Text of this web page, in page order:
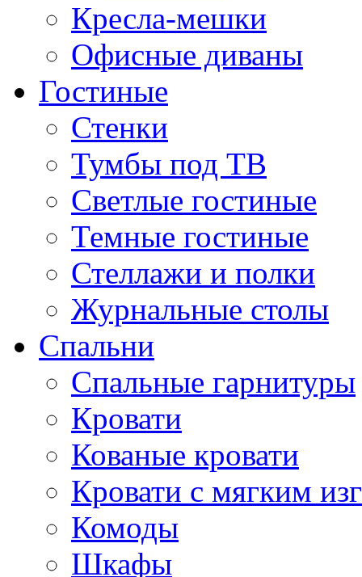
Кресла-мешки
Офисные диваны
Гостиные
Стенки
Тумбы под ТВ
Светлые гостиные
Темные гостиные
Стеллажи и полки
Журнальные столы
Спальни
Спальные гарнитуры
Кровати
Кованые кровати
Кровати с мягким
Комоды
Шкафы